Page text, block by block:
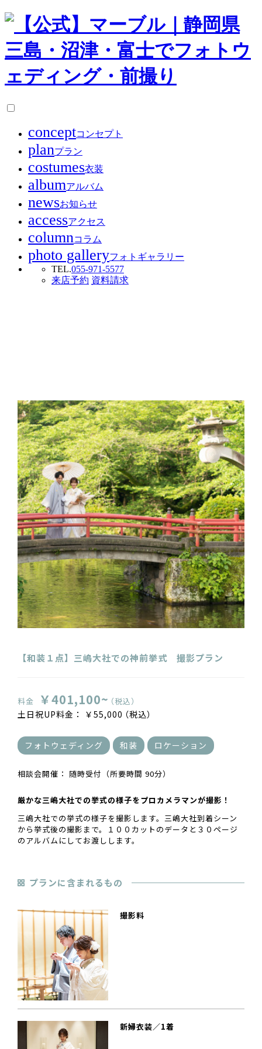
conceptコンセプト
planプラン
costumes衣装
albumアルバム
newsお知らせ
accessアクセス
columnコラム
photo galleryフォトギャラリー
TEL.055-971-5577
来店予約 資料請求
【和装１点】三嶋大社での神前挙式 撮影プラン
料金 ￥401,100~（税込）
土日祝UP料金： ￥55,000（税込）
フォトウェディング 和装 ロケーション
相談会開催： 随時受付（所要時間 90分）
厳かな三嶋大社での挙式の様子をプロカメラマンが撮影！
三嶋大社での挙式の様子を撮影します。三嶋大社到着シーン
から挙式後の撮影まで。１００カットのデータと３０ページ
のアルバムにしてお渡しします。
プランに含まれるもの
撮影料
新婦衣装／1着